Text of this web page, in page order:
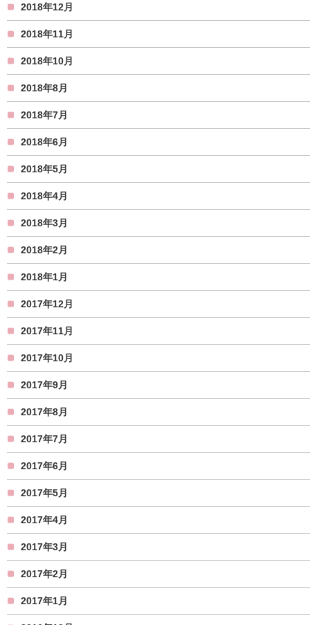
2018年12月
2018年11月
2018年10月
2018年8月
2018年7月
2018年6月
2018年5月
2018年4月
2018年3月
2018年2月
2018年1月
2017年12月
2017年11月
2017年10月
2017年9月
2017年8月
2017年7月
2017年6月
2017年5月
2017年4月
2017年3月
2017年2月
2017年1月